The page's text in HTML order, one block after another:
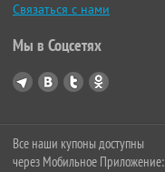
Связаться с нами
Мы в Соцсетях
Все наши купоны доступны
через Мобильное Приложение: